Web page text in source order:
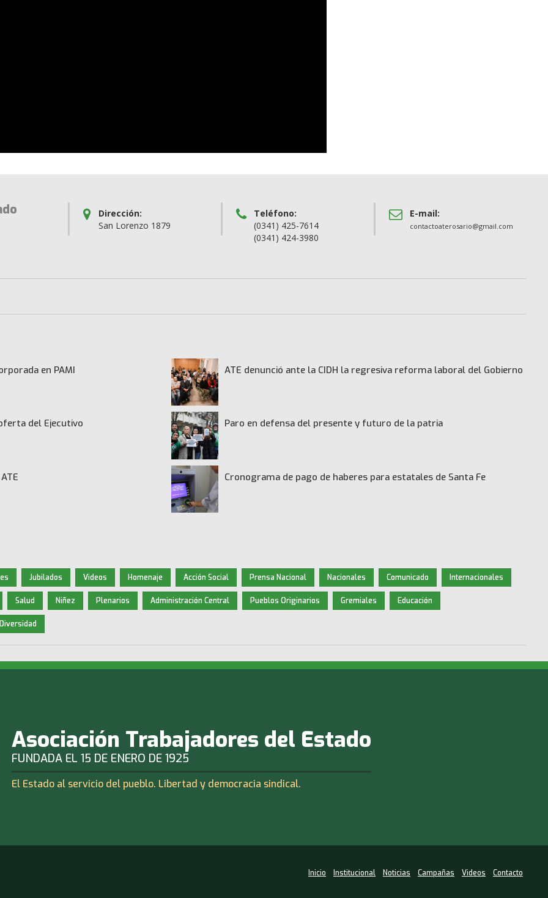
Dirección:
San Lorenzo 1879
Teléfono:
(0341) 425-7614
(0341) 424-3980
E-mail:
contactoaterosario@gmail.com
en PAMI ATE denunció ante la CIDH la regresiva reforma laboral del Gobierno
del Ejecutivo Paro en defensa del presente y futuro de la patria
Cronograma de pago de haberes para estatales de Santa Fe
Jubilados Videos Homenaje Acción Social Prensa Nacional Nacionales Comunicado Internacionales
Salud Niñez Plenarios Administración Central Pueblos Originarios Gremiales Educación
Asociación Trabajadores del Estado
FUNDADA EL 15 DE ENERO DE 1925
El Estado al servicio del pueblo. Libertad y democracia sindical.
Inicio Institucional Noticias Campañas Videos Contacto